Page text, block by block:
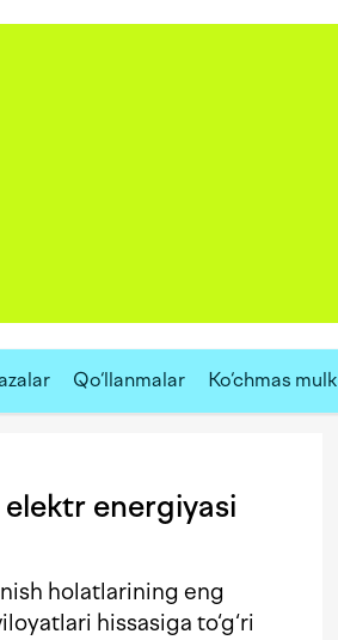
Qo‘llanmalar Ko‘chmas mulk
energiyasi
holatlarining eng
hissasiga to‘g‘ri